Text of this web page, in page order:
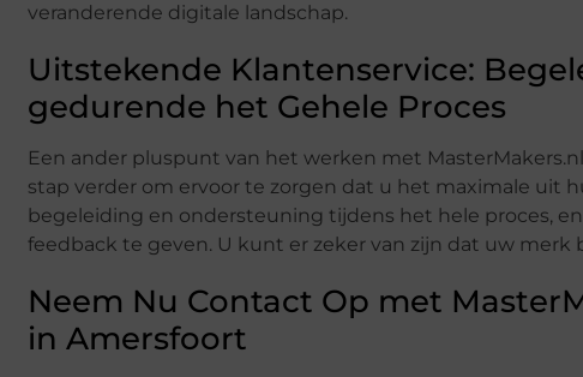
veranderende digitale landschap.
Uitstekende Klantenservice:
gedurende het Gehele Proces
Een ander pluspunt van het werken met
stap verder om ervoor te zorgen dat u het maximale uit
begeleiding en ondersteuning tijdens het hele proces,
feedback te geven. U kunt er zeker van zijn dat uw merk
Neem Nu Contact Op met
in Amersfoort